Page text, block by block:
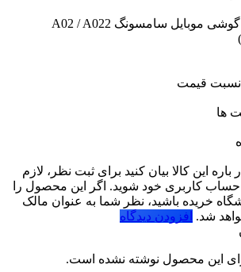
تاچ ال سی دی گوشی موبایل سامسونگ A02 / A022
نسبت قیمت
ها
این کالا بیان کنید برای ثبت نظر، لازم
حساب کاربری خود شوید. اگر این محصول را
خریده باشید، نظر شما به عنوان مالک
شد. افزودن دیدگاه
این محصول نوشته نشده است.